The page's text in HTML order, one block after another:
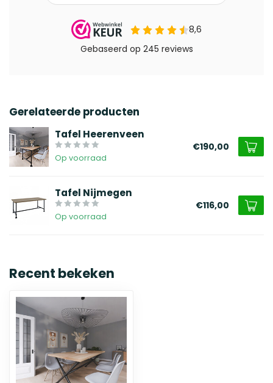
Gerelateerde producten
Tafel Heerenveen
Op voorraad
€190,00
Tafel Nijmegen
Op voorraad
€116,00
Recent bekeken